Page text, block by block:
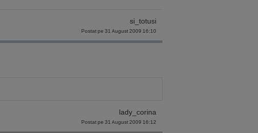
si_totusi
Postat pe 31 August 2009 16:10
lady_corina
Postat pe 31 August 2009 16:12